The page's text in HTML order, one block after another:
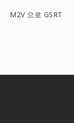
M2V 으로 GSRT